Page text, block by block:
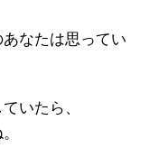
なたは思ってい
いたら、